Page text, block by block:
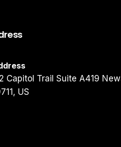
Capitol Trail Suite A419
US